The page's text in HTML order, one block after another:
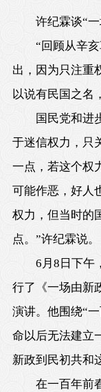
许纪霖谈“
“回顾从辛
出，因为只注重
以说有民国之名
国民党和进
于迷信权力，只
一点，若这个权
可能作恶，好人
权力，但当时的
点。”许纪霖说。
6月8日下午
行了《一场由新
演讲。他围绕“
命以后无法建立
新政到民初共和
在一百年前